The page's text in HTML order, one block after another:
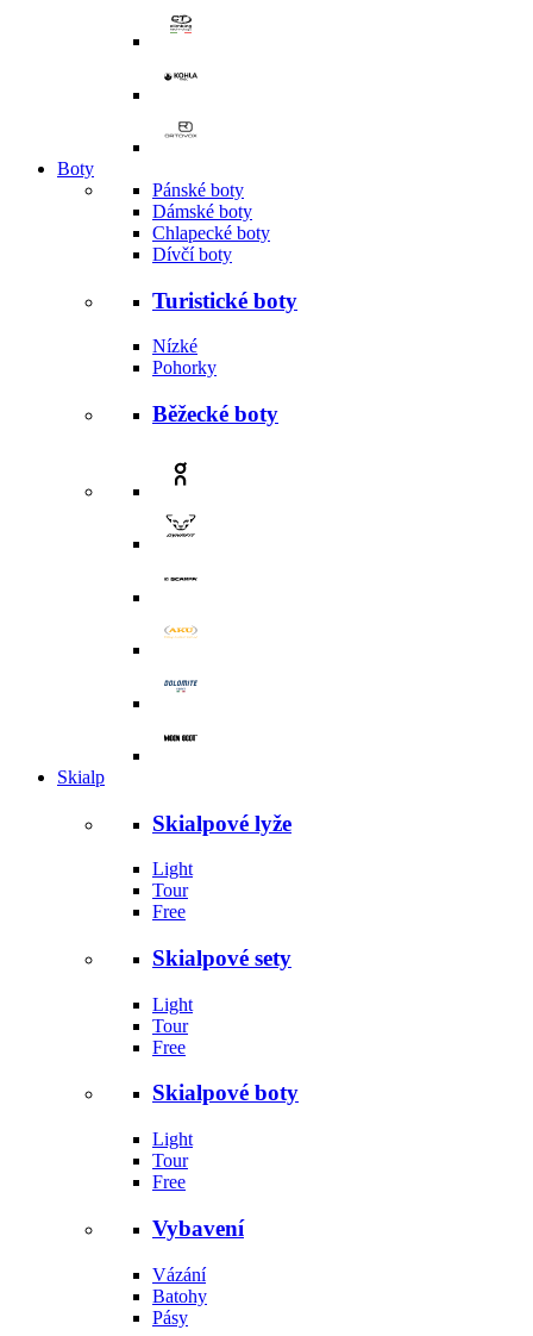
Boty
Pánské boty
Dámské boty
Chlapecké boty
Dívčí boty
Turistické boty
Nízké
Pohorky
Běžecké boty
Skialp
Skialpové lyže
Light
Tour
Free
Skialpové sety
Light
Tour
Free
Skialpové boty
Light
Tour
Free
Vybavení
Vázání
Batohy
Pásy